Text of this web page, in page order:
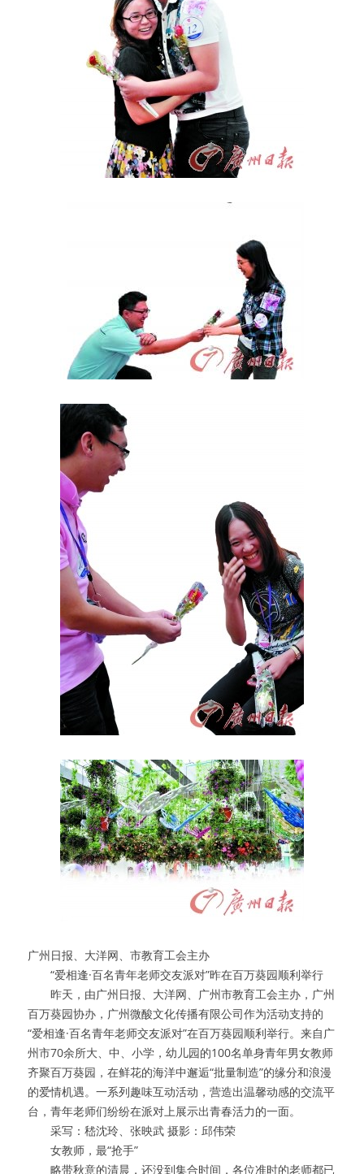
广州日报、大洋网、市教育工会主办
“爱相逢·百名青年老师交友派对”昨在百万葵园顺利举行
昨天，由广州日报、大洋网、广州市教育工会主办，广州
百万葵园协办，广州微酸文化传播有限公司作为活动支持的
“爱相逢·百名青年老师交友派对”在百万葵园顺利举行。来自广
州市70余所大、中、小学，幼儿园的100名单身青年男女教师
齐聚百万葵园，在鲜花的海洋中邂逅“批量制造”的缘分和浪漫
的爱情机遇。一系列趣味互动活动，营造出温馨动感的交流平
台，青年老师们纷纷在派对上展示出青春活力的一面。
采写：嵇沈玲、张映武 摄影：邱伟荣
女教师，最“抢手”
略带秋意的清晨，还没到集合时间，各位准时的老师都已